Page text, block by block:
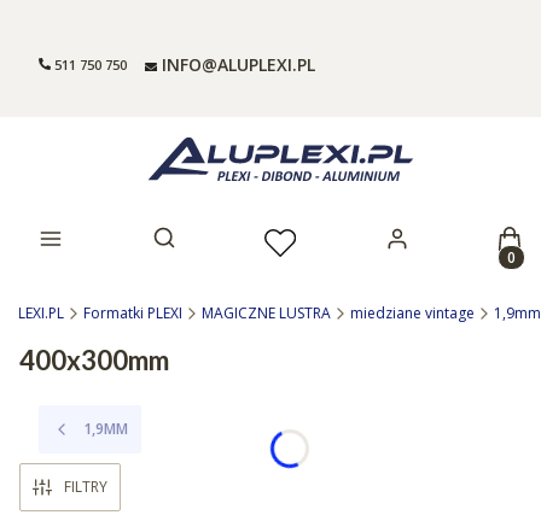
511 750 750 INFO@ALUPLEXI.PL
Otwórz wyszukiwarkę
Formatki PLEXI MAGICZNE LUSTRA miedziane vintage 1,9mm
400x300mm
1,9MM
FILTRY